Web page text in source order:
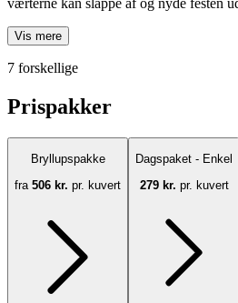
værterne kan slappe af og nyde festen
Vis mere
7 forskellige
Prispakker
Bryllupspakke
fra 506 kr. pr. kuvert
Dagspaket - Enkel
279 kr. pr. kuvert